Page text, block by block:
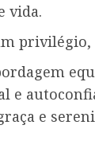
vida.
e
e